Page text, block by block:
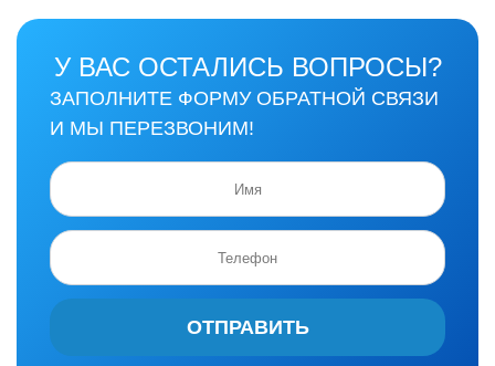
У ВАС ОСТАЛИСЬ ВОПРОСЫ?
ЗАПОЛНИТЕ ФОРМУ ОБРАТНОЙ СВЯЗИ
И МЫ ПЕРЕЗВОНИМ!
ОТПРАВИТЬ